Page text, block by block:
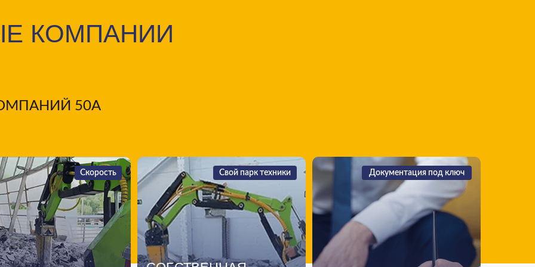
КОМПАНИИ
50А
ПОКА КОНКУРЕНТЫ
СЧИТАЮТ И
СОГЛАСОВЫВАЮТ — МЫ
УЖЕ РАБОТАЕМ:
• Связь за 7 минут после заявки
Скорость Скорость
КОНТРОЛИРУЕМ
ПРОЦЕСС НА 100%:
• 2 самосвала 25 и 35 кубов
• 3 Демонтажных робота
Бетонолом-2000
• Экскаватор с навесным
Свой парк техникиСвой парк техники
ОФОРМЛЯЕМ ВСЁ
ЛЕГАЛЬНО — БЕЗ
ШТРАФОВ И ПРОБЛЕМ:
строительных изделий)
Документация под ключ
Документация под ключ